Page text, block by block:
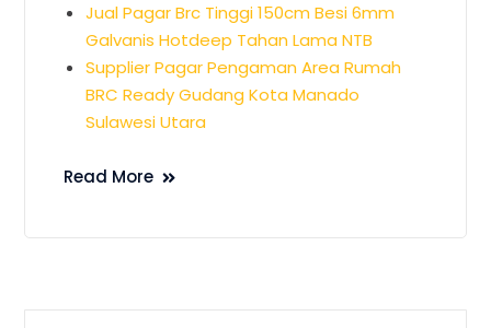
Jual Pagar Brc Tinggi 150cm Besi 6mm
Galvanis Hotdeep Tahan Lama NTB
Supplier Pagar Pengaman Area Rumah
BRC Ready Gudang Kota Manado
Sulawesi Utara
Read More